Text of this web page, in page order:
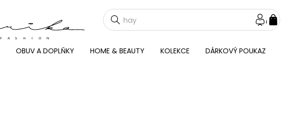
OBUV A DOPLŇKY HOME & BEAUTY KOLEKCE DÁRKOVÝ POUKAZ